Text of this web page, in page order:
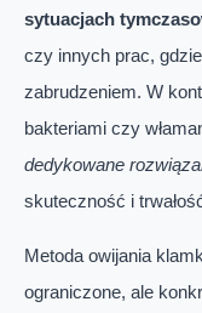
sytuacjach
czy innych prac,
zabrudzeniem. W
bakteriami czy
dedykowane
skuteczność i
Metoda owijania
ograniczone, ale